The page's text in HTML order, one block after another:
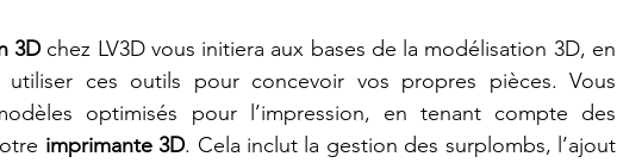
3D chez LV3D vous initiera aux bases de la modélisation 3D, en
utiliser ces outils pour concevoir vos propres pièces. Vous
optimisés pour l’impression, en tenant compte des
imprimante 3D. Cela inclut la gestion des surplombs, l’ajout